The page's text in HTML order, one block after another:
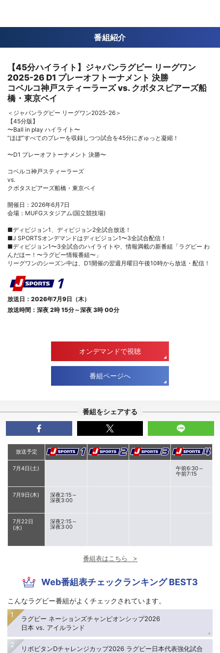
番組紹介
【45分ハイライト】ジャパンラグビー リーグワン
2025-26 D1 プレーオフトーナメント 決勝
コベルコ神戸スティーラーズ vs. クボタスピアーズ船
橋・東京ベイ
＜ジャパンラグビー リーグワン2025-26＞
【45分版】
〜Ball in play ハイライト〜
“ほぼ”すべてのプレーを収録しつつ試合を45分にぎゅっと凝縮！
〜D1 プレーオフトーナメント 決勝〜
コベルコ神戸スティーラーズ
vs.
クボタスピアーズ船橋・東京ベイ
開催日：2026年6月7日
会場：MUFGスタジアム(国立競技場)
■ディビジョン1、ディビジョン2全試合放送！
■J SPORTSオンデマンドはディビジョン1〜3全試合配信！
■ディビジョン1〜3全試合のハイライトや、情報満載の新番組「ラグビー わ
んだほー！〜ラグビー情報番組〜」
リーグワンのシーズン中は、D1開催の翌週月曜日午後10時から放送・配信！
放送日：2026年7月9日（木）
放送時間：深夜 2時 15分～深夜 3時 00分
オンデマンドで視聴
番組ページへ
番組をシェアする
放送予定
7月4日(土) 午前6:30～
午前7:15
7月9日(木) 深夜2:15～
深夜3:00
7月22日
(水)
深夜2:15～
深夜3:00
番組表はこちら
Web番組表チェックランキング BEST3
こんなラグビー番組がよくチェックされています。
ラグビー ネーションズチャンピオンシップ2026
日本 vs. アイルランド
リポビタンDチャレンジカップ2026 ラグビー日本代表強化試合